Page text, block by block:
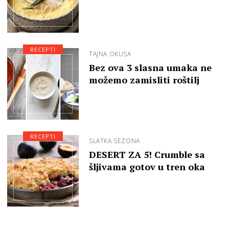
TAJNA OKUSA
Bez ova 3 slasna umaka ne
možemo zamisliti roštilj
RECEPTI
SLATKA SEZONA
DESERT ZA 5! Crumble sa
šljivama gotov u tren oka
RECEPTI